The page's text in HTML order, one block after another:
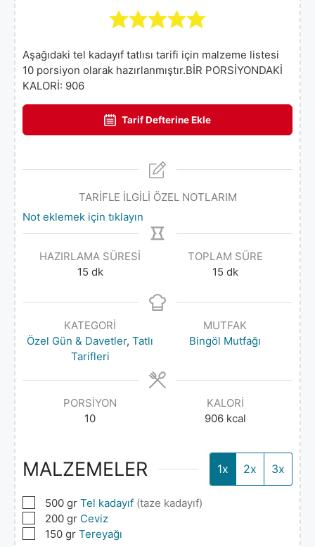
Aşağıdaki tel kadayıf tatlısı tarifi için malzeme listesi
10 porsiyon olarak hazırlanmıştır.BİR PORSİYONDAKİ
KALORİ: 906
Tarif Defterine Ekle
TARİFLE İLGİLİ ÖZEL NOTLARIM
Not eklemek için tıklayın
HAZIRLAMA SÜRESI
15 dk
TOPLAM SÜRE
15 dk
KATEGORI
Özel Gün & Davetler, Tatlı
Tarifleri
MUTFAK
Bingöl Mutfağı
PORSIYON
10
KALORI
906 kcal
MALZEMELER 1x 2x 3x
▢
500 gr Tel kadayıf (taze kadayıf)
▢
200 gr Ceviz
▢150 gr Tereyağı